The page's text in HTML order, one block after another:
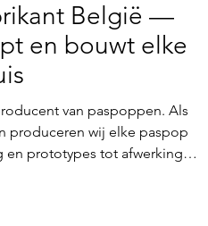
België —
en bouwt elke
van paspoppen. Als
produceren wij elke paspop
en prototypes tot afwerking in